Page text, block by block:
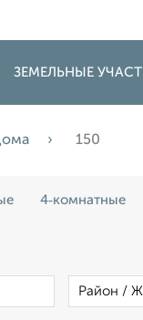
ЗЕМЕЛЬНЫЕ
150
4‑комнатные